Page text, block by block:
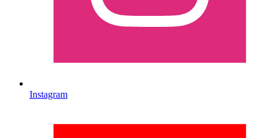
Instagram